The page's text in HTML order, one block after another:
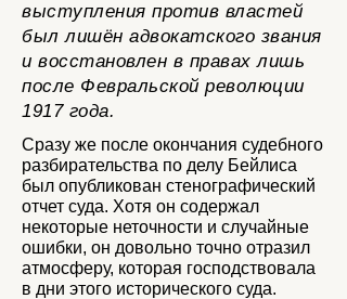
выступления против властей
был лишён адвокатского звания
и восстановлен в правах лишь
после Февральской революции
1917 года.
Сразу же после окончания судебного
разбирательства по делу Бейлиса
был опубликован стенографический
отчет суда. Хотя он содержал
некоторые неточности и случайные
ошибки, он довольно точно отразил
атмосферу, которая господствовала
в дни этого исторического суда.